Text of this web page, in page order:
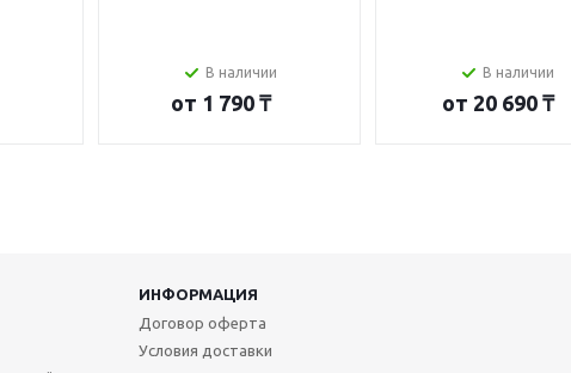
В наличии
от 1 790 ₸
В наличии
от 20 690 ₸
ИНФОРМАЦИЯ
Договор оферта
Условия доставки